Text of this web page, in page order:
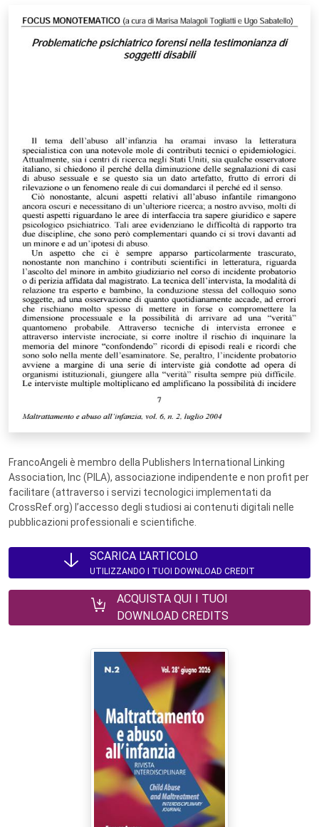
FrancoAngeli è membro della Publishers International Linking
Association, Inc (PILA), associazione indipendente e non profit per
facilitare (attraverso i servizi tecnologici implementati da
CrossRef.org) l’accesso degli studiosi ai contenuti digitali nelle
pubblicazioni professionali e scientifiche.
SCARICA L'ARTICOLO
UTILIZZANDO I TUOI DOWNLOAD CREDIT
ACQUISTA QUI I TUOI
DOWNLOAD CREDITS